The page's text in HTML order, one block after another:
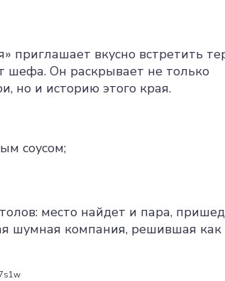
приглашает вкусно встретить
шефа. Он раскрывает не только
но и историю этого края.
соусом;
место найдет и пара,
шумная компания, решившая как